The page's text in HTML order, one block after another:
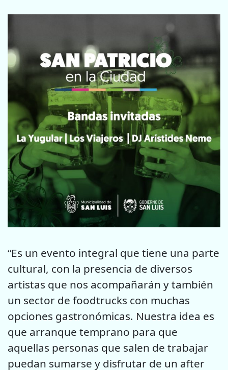
“Es un evento integral que tiene una parte
cultural, con la presencia de diversos
artistas que nos acompañarán y también
un sector de foodtrucks con muchas
opciones gastronómicas. Nuestra idea es
que arranque temprano para que
aquellas personas que salen de trabajar
puedan sumarse y disfrutar de un after